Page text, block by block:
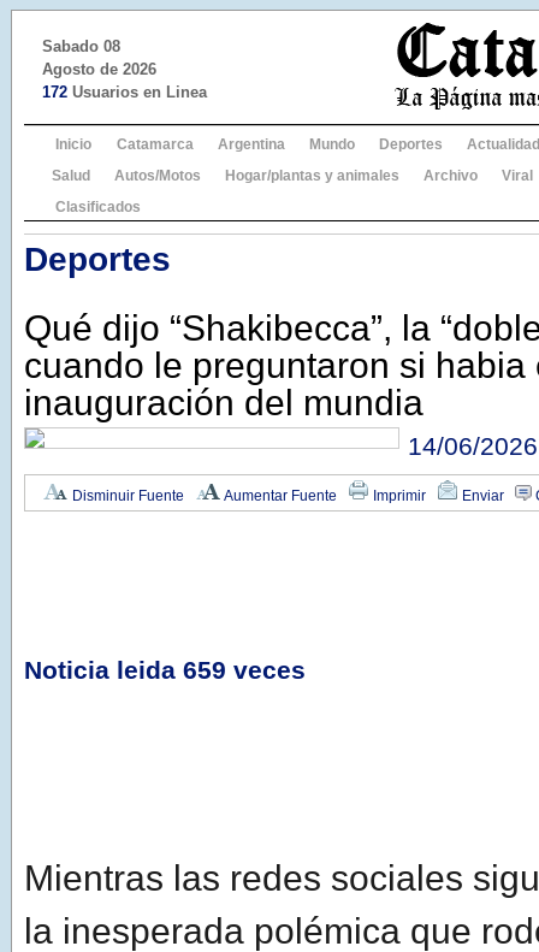
Sabado 08
Agosto de 2026
172 Usuarios en Linea
Inicio Catamarca Argentina Mundo Deportes
Actualidad
Salud
Autos/Motos Hogar/plantas y animales Archivo
Viral
Clasificados
Deportes
Qué dijo “Shakibecca”, la
cuando le preguntaron si habia
inauguración del mundia
14/06/2026
Disminuir Fuente Aumentar Fuente Imprimir Enviar
Noticia leida 659 veces
Mientras las redes sociales
la inesperada polémica que